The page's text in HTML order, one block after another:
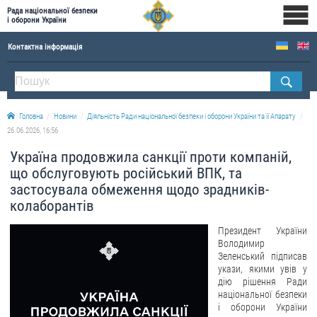
Рада національної безпеки
і оборони України
Контактна інформація
ПРО РНБОУ
Склад Ради національної безпеки і оборони України
Апарат Ради національної безпеки і оборони України
Історична довідка про діяльність Ради національної безпеки і оборони України
ОФІЦІЙНІ ДОКУМЕНТИ
Відеогалерея
Головна Новини
Діяльність Ради національної безпеки і оборони України та її Апарату
26.06.2026, 16:56
Україна продовжила санкції проти компаній,
що обслуговують російський ВПК, та
застосувала обмеження щодо зрадників-
колаборантів
Президент України
Володимир
Зеленський підписав
укази, якими увів у
дію рішення Ради
національної безпеки
і оборони України